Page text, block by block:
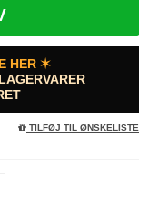
HER ✶
TILFØJ TIL ØNSKELISTE